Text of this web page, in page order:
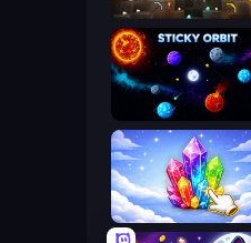
Cubidle
Sticky Orbit
Crystalia Idle Clicker